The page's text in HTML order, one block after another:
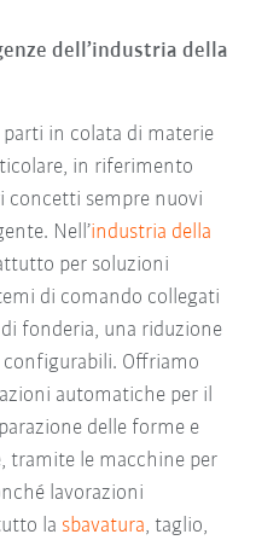
dell’industria della
parti in colata di materie
in riferimento
concetti sempre nuovi
Nell’industria della
per soluzioni
di comando collegati
fonderia, una riduzione
configurabili. Offriamo
automatiche per il
delle forme e
tramite le macchine per
lavorazioni
la sbavatura, taglio,